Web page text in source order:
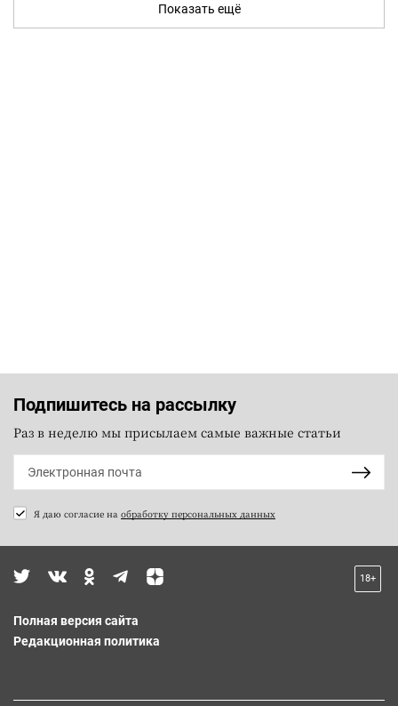
Показать ещё
Подпишитесь на рассылку
Раз в неделю мы присылаем самые важные статьи
Я даю согласие на обработку персональных данных
18+
Полная версия сайта
Редакционная политика